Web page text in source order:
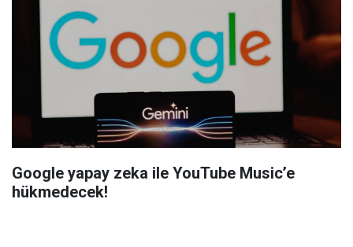
Google yapay zeka ile YouTube Music’e
hükmedecek!